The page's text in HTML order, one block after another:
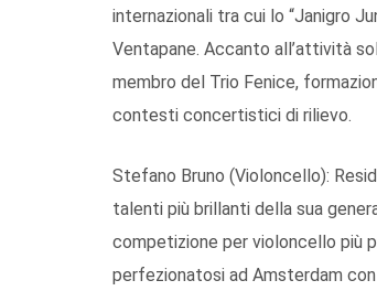
internazionali tra cui lo “Janigro
Ventapane. Accanto all’attività
membro del Trio Fenice,
contesti concertistici di rilievo.
Stefano Bruno (Violoncello):
talenti più brillanti della sua
competizione per violoncello più
perfezionatosi ad Amsterdam